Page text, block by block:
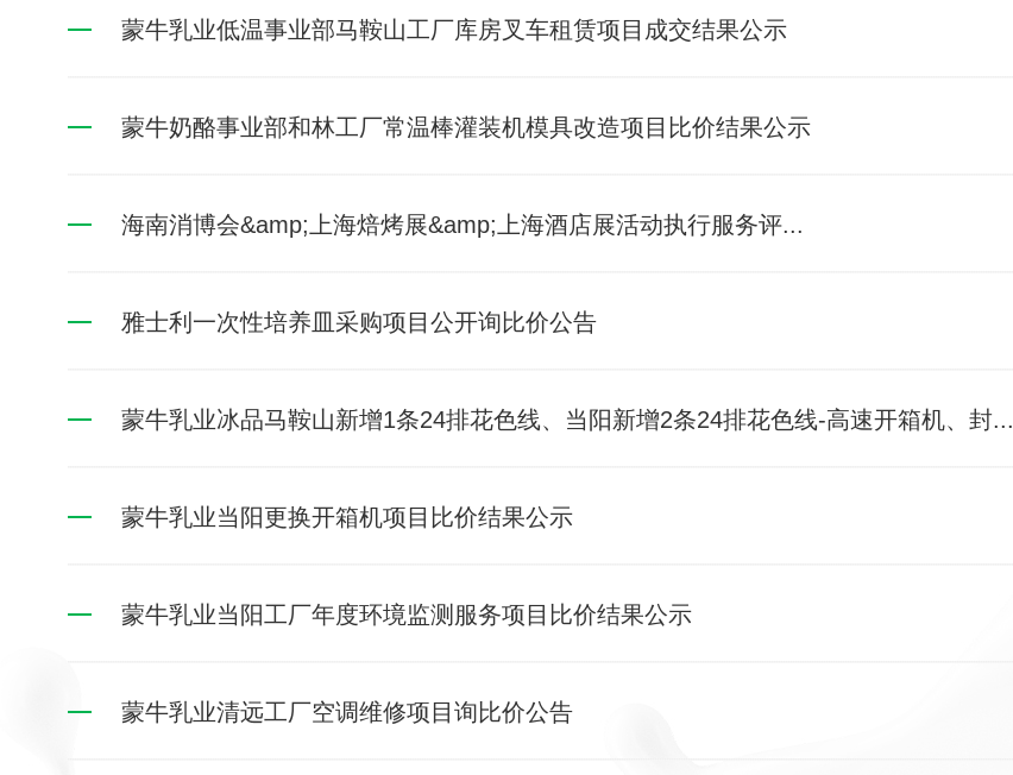
蒙牛乳业低温事业部马鞍山工厂库房叉车租赁项目成交结果公示
蒙牛奶酪事业部和林工厂常温棒灌装机模具改造项目比价结果公示
海南消博会&amp;上海焙烤展&amp;上海酒店展活动执行服务评...
雅士利一次性培养皿采购项目公开询比价公告
蒙牛乳业冰品马鞍山新增1条24排花色线、当阳新增2条24排花色线-高速开箱机、封...
蒙牛乳业当阳更换开箱机项目比价结果公示
蒙牛乳业当阳工厂年度环境监测服务项目比价结果公示
蒙牛乳业清远工厂空调维修项目询比价公告